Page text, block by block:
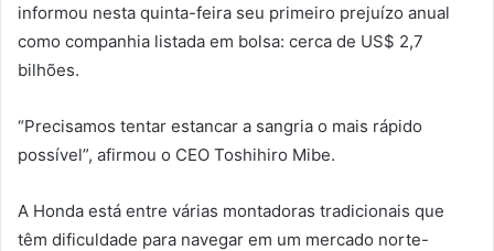
informou nesta quinta-feira seu primeiro prejuízo anual
como companhia listada em bolsa: cerca de US$ 2,7
bilhões.
“Precisamos tentar estancar a sangria o mais rápido
possível”, afirmou o CEO Toshihiro Mibe.
A Honda está entre várias montadoras tradicionais que
têm dificuldade para navegar em um mercado norte-